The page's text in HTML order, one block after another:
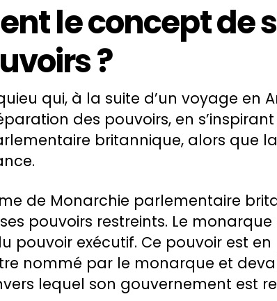
le concept de
?
qui, à la suite d’un voyage en
des pouvoirs, en
britannique, alors que
de Monarchie parlementaire
pouvoirs restreints. Le
pouvoir exécutif. Ce pouvoir est
nommé par le monarque et
lequel son gouvernement est